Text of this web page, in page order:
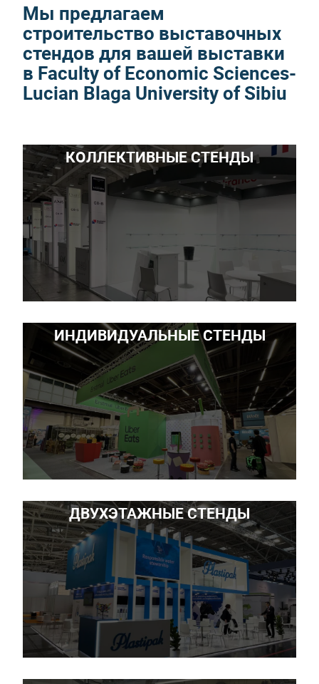
Мы предлагаем
строительство выставочных
стендов для вашей выставки
в Faculty of Economic Sciences-
Lucian Blaga University of Sibiu
КОЛЛЕКТИВНЫЕ СТЕНДЫ
ИНДИВИДУАЛЬНЫЕ СТЕНДЫ
ДВУХЭТАЖНЫЕ СТЕНДЫ